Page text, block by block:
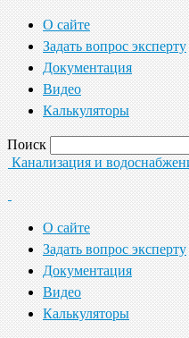
О сайте
Задать вопрос эксперту
Документация
Видео
Калькуляторы
Поиск
Канализация и
О сайте
Задать вопрос эксперту
Документация
Видео
Калькуляторы